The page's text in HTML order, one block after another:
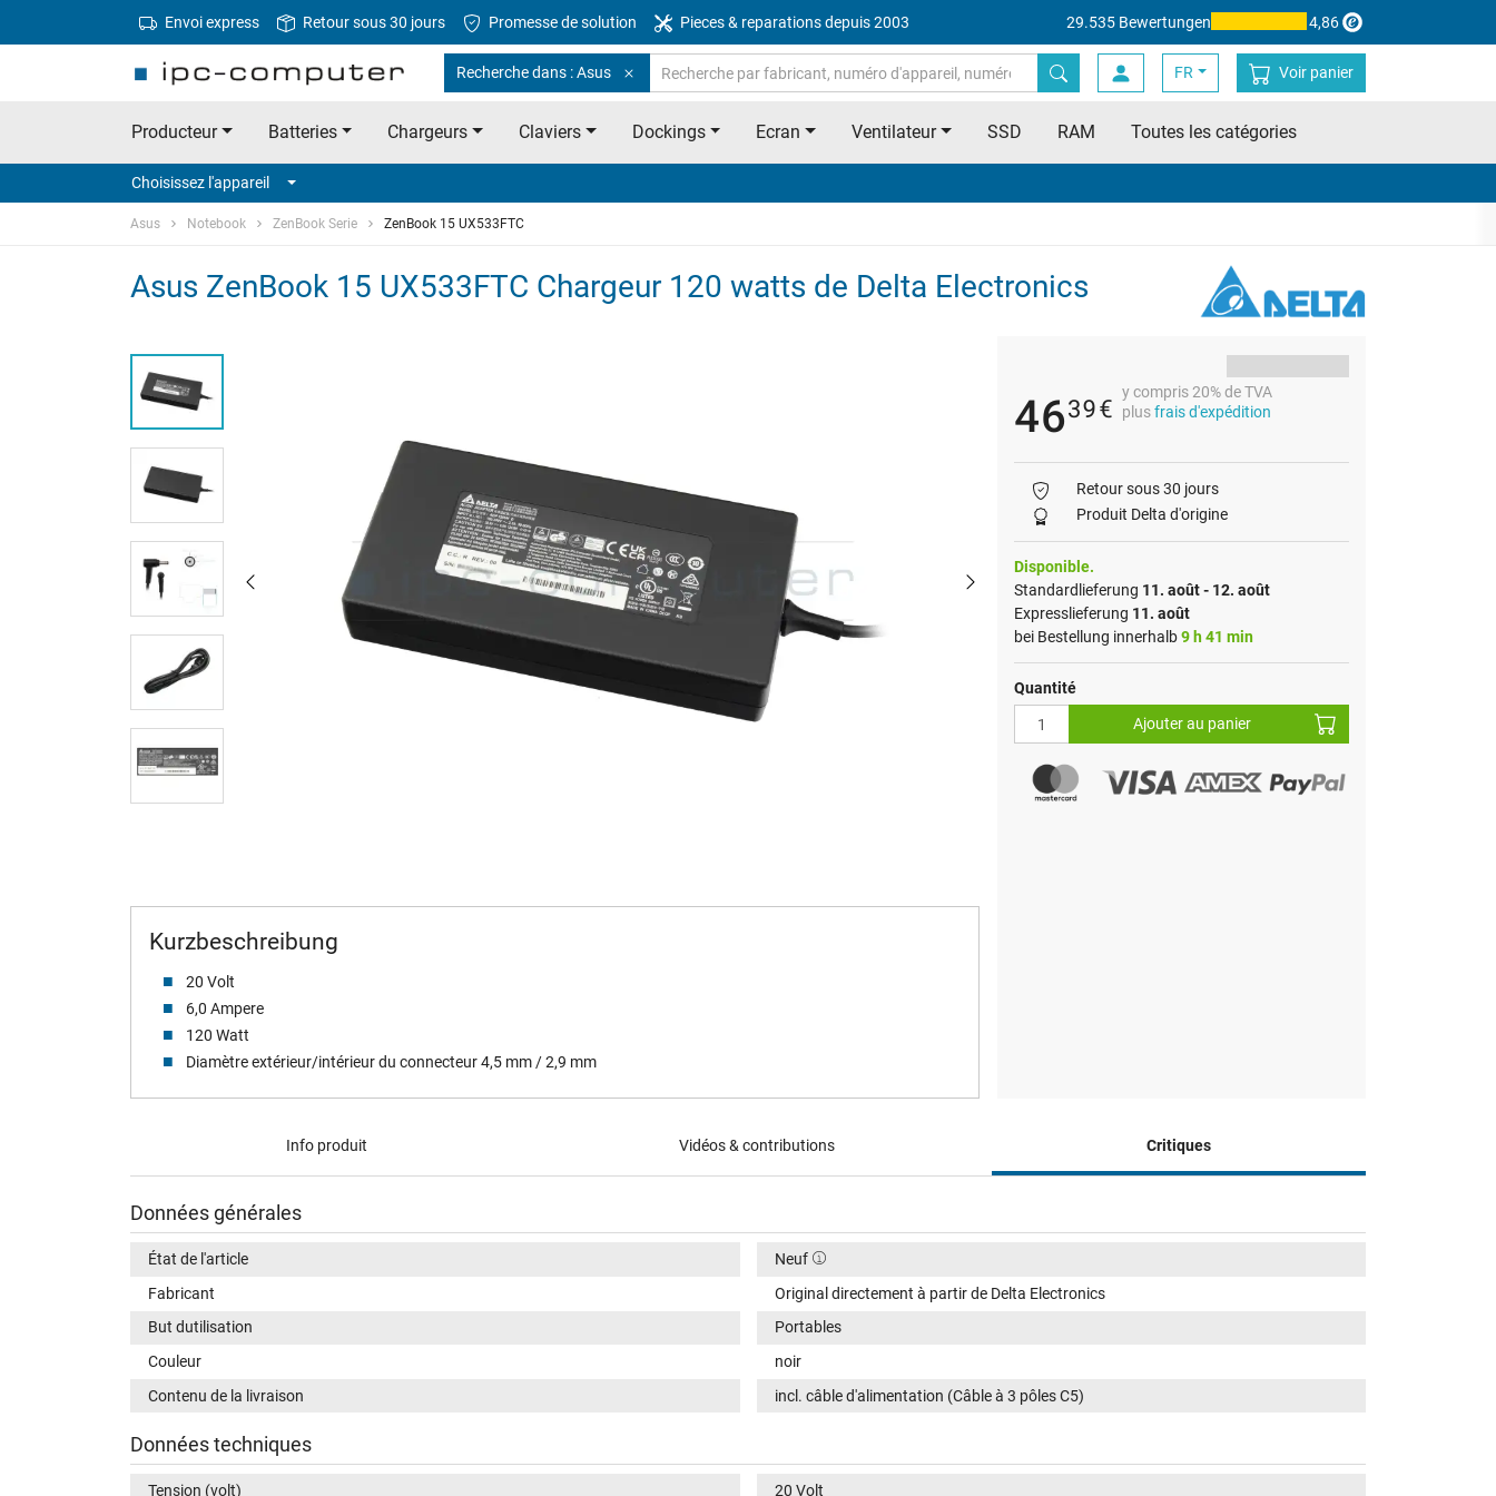
Envoi express Retour sous 30 jours Promesse de solution Pieces & reparations depuis 2003 29.535 Bewertungen 4,86
Recherche dans : Asus FR Voir panier
Producteur Batteries Chargeurs Claviers Dockings Ecran Ventilateur SSD RAM Toutes les catégories
Choisissez l'appareil
Asus Notebook ZenBook Serie ZenBook 15 UX533FTC
Asus ZenBook 15 UX533FTC Chargeur 120 watts de Delta Electronics
Kurzbeschreibung
20 Volt
6,0 Ampere
120 Watt
Diamètre extérieur/intérieur du connecteur 4,5 mm / 2,9 mm
4639€ y compris 20% de TVA
plusfrais d'expédition
Retour sous 30 jours
Produit Delta d'origine
Disponible.
Standardlieferung 11. août - 12. août
Expresslieferung 11. août
bei Bestellung innerhalb9 h 41 min
Quantité
Ajouter au panier
Info produit Vidéos & contributions Critiques
Données générales
État de l'article
Neuf
Fabricant
Original directement à partir de Delta Electronics
But dutilisation
Portables
Couleur
noir
Contenu de la livraison
incl. câble d'alimentation (Câble à 3 pôles C5)
Données techniques
Tension (volt)
20 Volt